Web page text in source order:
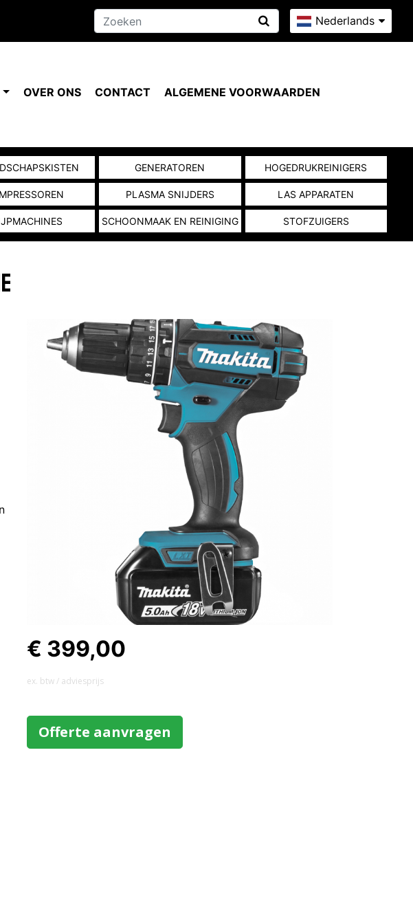
Nederlands
OVER ONS CONTACT ALGEMENE VOORWAARDEN
GENERATOREN HOGEDRUKREINIGERS
PLASMA SNIJDERS LAS APPARATEN
SCHOONMAAK EN REINIGING STOFZUIGERS
€ 399,00
ex. btw / adviesprijs
Offerte aanvragen